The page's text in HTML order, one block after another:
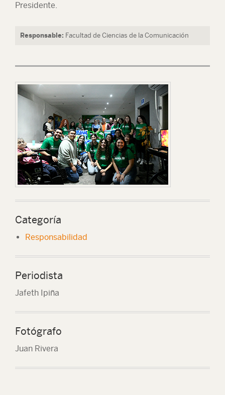
Presidente.
Responsable: Facultad de Ciencias de la Comunicación
Categoría
Responsabilidad
Periodista
Jafeth Ipiña
Fotógrafo
Juan Rivera